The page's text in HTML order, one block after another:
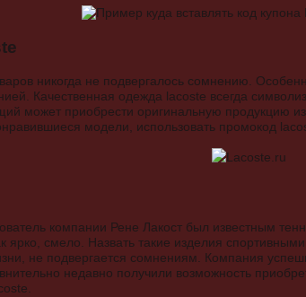
никогда не подвергалось сомнению.
Качественная одежда lacoste всегда
может приобрести оригинальную продукцию
модели, использовать промокод
компании Рене Лакост был известным
ярко, смело. Назвать такие изделия
не подвергается сомнениям. Компания
недавно получили возможность